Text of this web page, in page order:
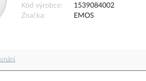
Kód výrobce
1539084002
Značka
EMOS